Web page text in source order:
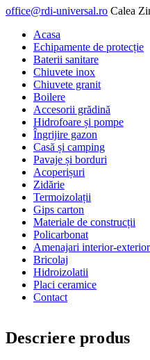
office@rdi-universal.ro Calea
Acasa
Echipamente de protecție
Baterii sanitare
Chiuvete inox
Chiuvete granit
Boilere
Accesorii grădină
Hidrofoare și pompe
Îngrijire gazon
Casă și camping
Pavaje și borduri
Acoperișuri
Zidărie
Termoizolații
Gips carton
Materiale de construcții
Policarbonat
Amenajari interior-exterior
Bricolaj
Hidroizolatii
Placi ceramice
Contact
Descriere produs